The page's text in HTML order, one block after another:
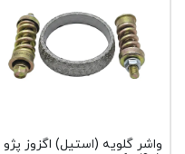
واشر گلویه (استیل) اگزوز پژو